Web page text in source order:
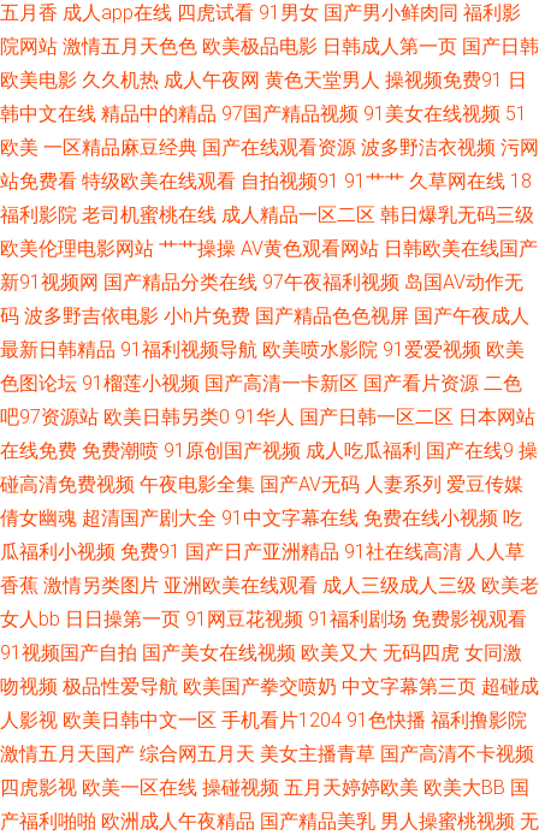
亚洲人成无码 白丝精品被操 狠狠干99 蜜臀91在线观看 亚洲天堂综合视频 超
碰97无码 狠狠的撸最新版 女同久久 微拍国产 综合色情国产 99热这里有精品
豆花在线观看官网 久草资源福利站 青青青色在线 伊人在线成人视频 av资源
一 国产高清在线视频 老湿机试看福利 日本操逼文学 伊人AⅤ大香蕉 AV在线
资源站 国产成人久草 欧美干b网 午夜激情影院 五月天干逼网站1 91伪娘在线
伊人在线视频 浮力影院草草 韩日色图 欧美曰曰 亚洲伊人网站 国产精品撸色
网 久草免费新视频 AV网址 久草超碰在线 人妻精品二区在线 亚洲色图偷拍网
俺去也av 果冻视频 欧美AAAA大片 少妇影院 中文字幕性 成人日本三级 欧美
AⅤ在线 五月五成人网站 91视频w 第一福利所AV 欧美A片高清视频 天天色网
站 91豆花视频在线 俺去也影院 久草大香 日韩内射影视 91素人在线 国产丝
袜看片 欧美专区一 性爱福利综合网 91字幕中文视频 国产传媒性爱电影 欧美
操逼熟妇 神马影院女同 99超碰色色 精品国产9199 深夜福利网址导航 91视
五月香 成人app在线 四虎试看 91男女 国产男小鲜肉同 福利影
院网站 激情五月天色色 欧美极品电影 日韩成人第一页 国产日韩
欧美电影 久久机热 成人午夜网 黄色天堂男人 操视频免费91 日
韩中文在线 精品中的精品 97国产精品视频 91美女在线视频 51
欧美 一区精品麻豆经典 国产在线观看资源 波多野洁衣视频 污网
站免费看 特级欧美在线观看 自拍视频91 91艹艹 久草网在线 18
福利影院 老司机蜜桃在线 成人精品一区二区 韩日爆乳无码三级
欧美伦理电影网站 艹艹操操 AV黄色观看网站 日韩欧美在线国产
新91视频网 国产精品分类在线 97午夜福利视频 岛国AV动作无
码 波多野吉依电影 小h片免费 国产精品色色视屏 国产午夜成人
最新日韩精品 91福利视频导航 欧美喷水影院 91爱爱视频 欧美
色图论坛 91榴莲小视频 国产高清一卡新区 国产看片资源 二色
吧97资源站 欧美日韩另类0 91华人 国产日韩一区二区 日本网站
在线免费 免费潮喷 91原创国产视频 成人吃瓜福利 国产在线9 操
碰高清免费视频 午夜电影全集 国产AV无码 人妻系列 爱豆传媒
倩女幽魂 超清国产剧大全 91中文字幕在线 免费在线小视频 吃
瓜福利小视频 免费91 国产日产亚洲精品 91社在线高清 人人草
香蕉 激情另类图片 亚洲欧美在线观看 成人三级成人三级 欧美老
女人bb 日日操第一页 91网豆花视频 91福利剧场 免费影视观看
91视频国产自拍 国产美女在线视频 欧美又大 无码四虎 女同激
吻视频 极品性爱导航 欧美国产拳交喷奶 中文字幕第三页 超碰成
人影视 欧美日韩中文一区 手机看片1204 91色快播 福利撸影院
激情五月天国产 综合网五月天 美女主播青草 国产高清不卡视频
四虎影视 欧美一区在线 操碰视频 五月天婷婷欧美 欧美大BB 国
产福利啪啪 欧洲成人午夜精品 国产精品美乳 男人操蜜桃视频 无